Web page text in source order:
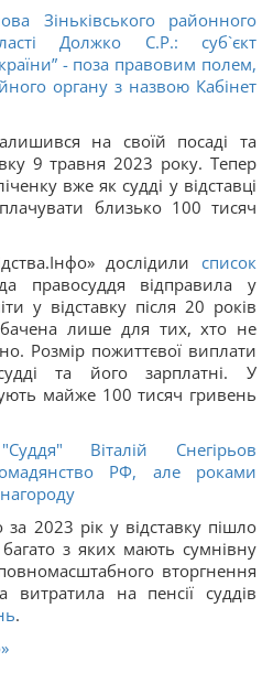
Зіньківського районного
Должко С.Р.: суб`єкт
- поза правовим полем,
органу з назвою Кабінет
на своїй посаді та
9 травня 2023 року. Тепер
вже як судді у відставці
близько 100 тисяч
дослідили список
правосуддя відправила у
у відставку після 20 років
лише для тих, хто не
Розмір пожиттєвої виплати
та його зарплатні. У
майже 100 тисяч гривень
"Суддя" Віталій Снегірьов
РФ, але роками
2023 рік у відставку пішло
з яких мають сумнівну
вторгнення
витратила на пенсії суддів
.